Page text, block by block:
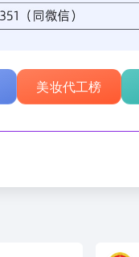
美妆代工榜